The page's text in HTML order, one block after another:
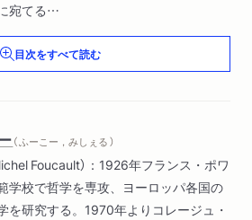
宛てる
る戦争の継続である ほか）
目次をすべて読む
（ ふーこー，みしぇる ）
Foucault）：1926年フランス・ポワ
学校で哲学を専攻、ヨーロッパ各国の
を研究する。1970年よりコレージュ・